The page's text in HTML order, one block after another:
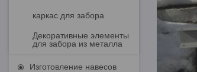
каркас для забора
Декоративные элементы
для забора из металла
Изготовление навесов